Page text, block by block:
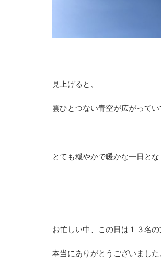
見上げると、
雲ひとつない青空が広がってい
とても穏やかで暖かな一日とな
お忙しい中、この日は１３名
本当にありがとうございました